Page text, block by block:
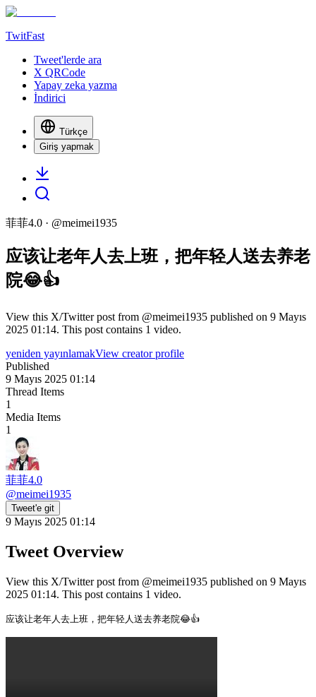
TwitFast
Tweet'lerde ara
X QRCode
Yapay zeka yazma
İndirici
Türkçe
Giriş yapmak
菲菲4.0 · @meimei1935
应该让老年人去上班，把年轻人送去养老
院😂👍
View this X/Twitter post from @meimei1935 published on 9 Mayıs
2025 01:14. This post contains 1 video.
yeniden yayınlamakView creator profile
Published
9 Mayıs 2025 01:14
Thread Items
1
Media Items
1
菲菲4.0
@meimei1935
Tweet'e git
9 Mayıs 2025 01:14
Tweet Overview
View this X/Twitter post from @meimei1935 published on 9 Mayıs
2025 01:14. This post contains 1 video.
应该让老年人去上班，把年轻人送去养老院😂👍